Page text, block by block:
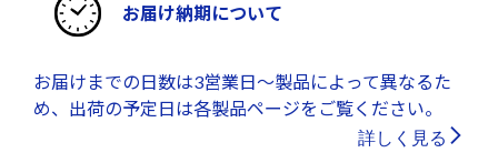
お届け納期について
お届けまでの日数は3営業日～製品によって異なるた
め、出荷の予定日は各製品ページをご覧ください。
詳しく見る